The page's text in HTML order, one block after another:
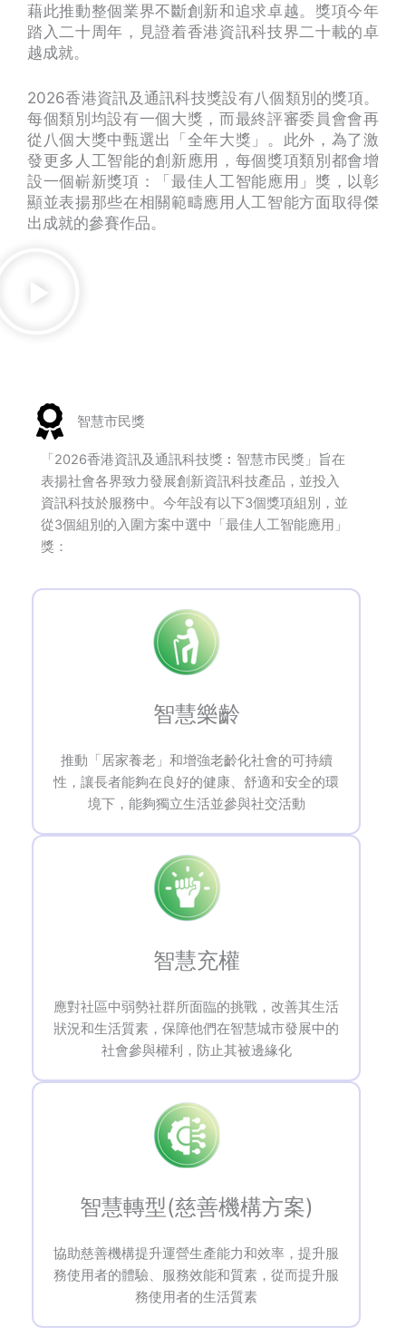
藉此推動整個業界不斷創新和追求卓越。獎項今年
踏入二十周年，見證着香港資訊科技界二十載的卓
越成就。
2026香港資訊及通訊科技獎設有八個類別的獎項。
每個類別均設有一個大獎，而最終評審委員會會再
從八個大獎中甄選出「全年大獎」。此外，為了激
發更多人工智能的創新應用，每個獎項類別都會增
設一個嶄新獎項：「最佳人工智能應用」獎，以彰
顯並表揚那些在相關範疇應用人工智能方面取得傑
出成就的參賽作品。
智慧市民獎
「2026香港資訊及通訊科技獎︰智慧市民獎」旨在
表揚社會各界致力發展創新資訊科技產品，並投入
資訊科技於服務中。今年設有以下3個獎項組別，並
從3個組別的入圍方案中選中「最佳人工智能應用」
獎：
智慧樂齡
推動「居家養老」和增強老齡化社會的可持續
性，讓長者能夠在良好的健康、舒適和安全的環
境下，能夠獨立生活並參與社交活動
智慧充權
應對社區中弱勢社群所面臨的挑戰，改善其生活
狀況和生活質素，保障他們在智慧城市發展中的
社會參與權利，防止其被邊緣化
智慧轉型(慈善機構方案)
協助慈善機構提升運營生產能力和效率，提升服
務使用者的體驗、服務效能和質素，從而提升服
務使用者的生活質素